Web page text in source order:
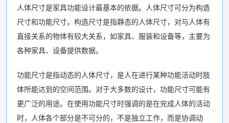
人体尺寸是家具功能设计最基本的依据。人体尺寸可分为构造
尺寸和功能尺寸。构造尺寸是指静态的人体尺寸，对与人体有
直接关系的物体有较大关系，如家具、服装和设备等，主要为
各种家具、设备提供数据。
功能尺寸是指动态的人体尺寸，是人在进行某种功能活动时肢
体所能达到的空间范围。对于大多数的设计，功能尺寸可能有
更广泛的用途。在使用功能尺寸时强调的是在完成人体的活动
时，人体各个部分是不可分的，不是独立工作，而是协调动